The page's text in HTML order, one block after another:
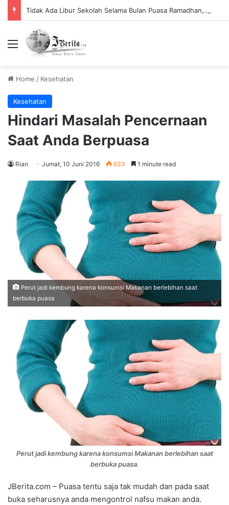
Tidak Ada Libur Sekolah Selama Bulan Puasa Ramadhan, Begini Penjelasannya.
Menu
Home / Kesehatan
Kesehatan
Hindari Masalah Pencernaan
Saat Anda Berpuasa
Rian Jumat, 10 Juni 2016 633 1 minute read
Perut jadi kembung karena konsumsi Makanan berlebihan saat
berbuka puasa
Perut jadi kembung karena konsumsi Makanan berlebihan saat
berbuka puasa.
JBerita.com – Puasa tentu saja tak mudah dan pada saat
buka seharusnya anda mengontrol nafsu makan anda.